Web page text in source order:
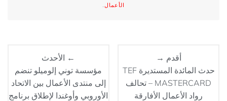
الأعمال
← الأحدث
مؤسسة توني إلوميلو تنضم
إلى منتدى الأعمال بين الاتحاد
الأوروبي وأوغندا لإطلاق برنامج
أقدم →
حدث المائدة المستديرة TEF
MASTERCARD – تحالف
رواد الأعمال الأفارقة